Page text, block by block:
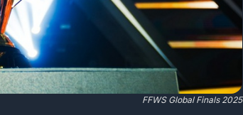
FFWS Global Finals 2025